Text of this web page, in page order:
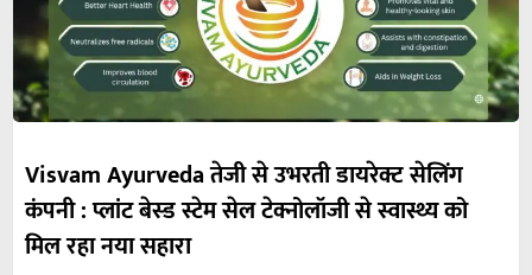
Visvam Ayurveda तेजी से उभरती डायरेक्ट सेलिंग
कंपनी : प्लांट बेस्ड स्टेम सेल टेक्नोलॉजी से स्वास्थ्य को
मिल रहा नया सहारा